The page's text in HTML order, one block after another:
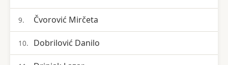
9. Čvorović Mirčeta
10. Dobrilović Danilo